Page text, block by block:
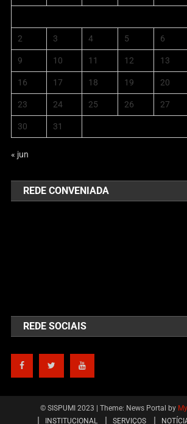
2 3 4 5 6
9 10 11 12 13
16 17 18 19 20
23 24 25 26 27
30 31
« jun
REDE CONVENIADA
REDE SOCIAIS
© SISPUMI 2023 Theme: News Portal by
INSTITUCIONAL
SERVIÇOS